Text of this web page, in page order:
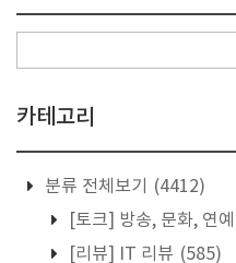
카테고리
분류 전체보기
(4412)
[토크] 방송, 문화, 연예
[리뷰] IT 리뷰 (585)